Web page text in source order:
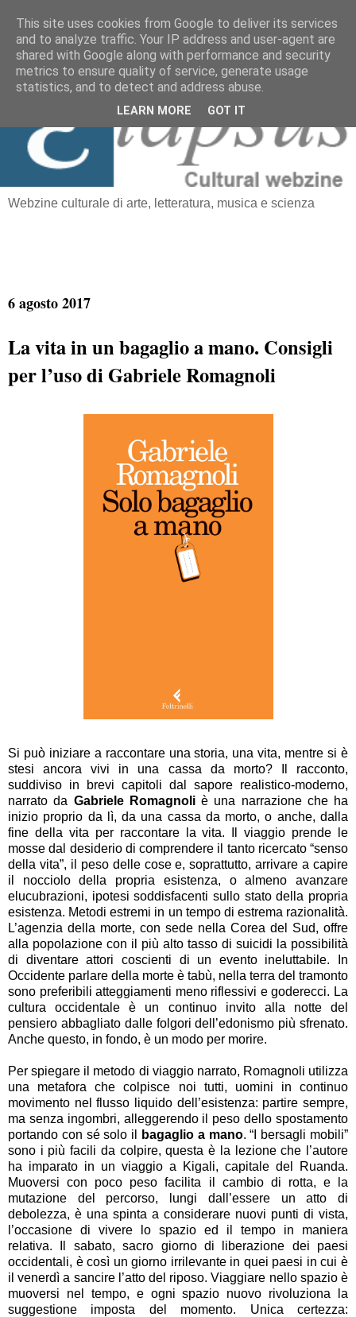
≡ Elapsus
Webzine culturale di arte, letteratura, musica e scienza
6 agosto 2017
La vita in un bagaglio a mano. Consigli
per l’uso di Gabriele Romagnoli
Si può iniziare a raccontare una storia, una vita, mentre si è
stesi ancora vivi in una cassa da morto? Il racconto,
suddiviso in brevi capitoli dal sapore realistico-moderno,
narrato da Gabriele Romagnoliè una narrazione che ha
inizio proprio da lì, da una cassa da morto, o anche, dalla
fine della vita per raccontare la vita. Il viaggio prende le
mosse dal desiderio di comprendere il tanto ricercato “senso
della vita”, il peso delle cose e, soprattutto, arrivare a capire
il nocciolo della propria esistenza, o almeno avanzare
elucubrazioni, ipotesi soddisfacenti sullo stato della propria
esistenza. Metodi estremi in un tempo di estrema razionalità.
L’agenzia della morte, con sede nella Corea del Sud, offre
alla popolazione con il più alto tasso di suicidi la possibilità
di diventare attori coscienti di un evento ineluttabile. In
Occidente parlare della morte è tabù, nella terra del tramonto
sono preferibili atteggiamenti meno riflessivi e goderecci. La
cultura occidentale è un continuo invito alla notte del
pensiero abbagliato dalle folgori dell’edonismo più sfrenato.
Anche questo, in fondo, è un modo per morire.
Per spiegare il metodo di viaggio narrato, Romagnoli utilizza
una metafora che colpisce noi tutti, uomini in continuo
movimento nel flusso liquido dell’esistenza: partire sempre,
ma senza ingombri, alleggerendo il peso dello spostamento
portando con sé solo il
bagaglio a mano. “I bersagli mobili”
sono i più facili da colpire, questa è la lezione che l’autore
ha imparato in un viaggio a Kigali, capitale del Ruanda.
Muoversi con poco peso facilita il cambio di rotta, e la
mutazione del percorso, lungi dall’essere un atto di
debolezza, è una spinta a considerare nuovi punti di vista,
l’occasione di vivere lo spazio ed il tempo in maniera
relativa. Il sabato, sacro giorno di liberazione dei paesi
occidentali, è così un giorno irrilevante in quei paesi in cui è
il venerdì a sancire l’atto del riposo. Viaggiare nello spazio è
muoversi nel tempo, e ogni spazio nuovo rivoluziona la
suggestione imposta del momento. Unica certezza:
This site uses cookies from Google to deliver its services
and to analyze traffic. Your IP address and user-agent are
shared with Google along with performance and security
metrics to ensure quality of service, generate usage
statistics, and to detect and address abuse.
LEARN MORE GOT IT